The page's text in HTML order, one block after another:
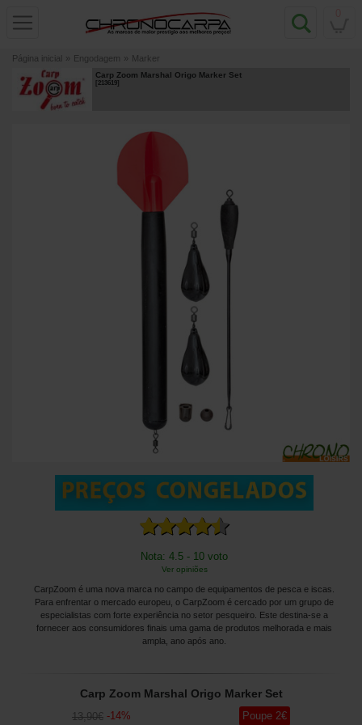
Página inicial » Engodagem » Marker
Carp Zoom Marshal Origo Marker Set
[213619]
Nota: 4.5 - 10 voto
Ver opiniões
CarpZoom é uma nova marca no campo de equipamentos de pesca e iscas.
Para enfrentar o mercado europeu, o CarpZoom é cercado por um grupo de
especialistas com forte experiência no setor pesqueiro. Este destina-se a
fornecer aos consumidores finais uma gama de produtos melhorada e mais
ampla, ano após ano.
Carp Zoom Marshal Origo Marker Set
13,90€ -14% Poupe 2€